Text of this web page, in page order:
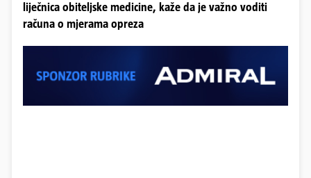
liječnica obiteljske medicine, kaže da je važno voditi
računa o mjerama opreza